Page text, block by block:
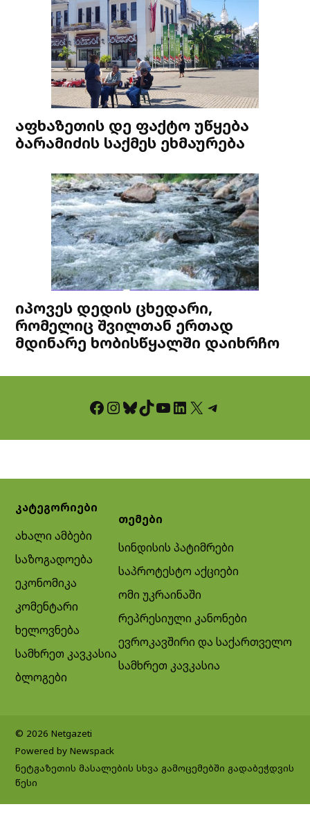
აფხაზეთის დე ფაქტო უწყება
ბარამიძის საქმეს ეხმაურება
იპოვეს დედის ცხედარი,
რომელიც შვილთან ერთად
მდინარე ხობისწყალში დაიხრჩო
Facebook InstagramBluesky TikTok YouTube LinkedIn X Telegram
კატეგორიები
ახალი ამბები
საზოგადოება
ეკონომიკა
კომენტარი
ხელოვნება
სამხრეთ კავკასია
ბლოგები
თემები
სინდისის პატიმრები
საპროტესტო აქციები
ომი უკრაინაში
რეპრესიული კანონები
ევროკავშირი და საქართველო
სამხრეთ კავკასია
© 2026 Netgazeti
Powered by Newspack
ნეტგაზეთის მასალების სხვა გამოცემებში გადაბეჭდვის
წესი